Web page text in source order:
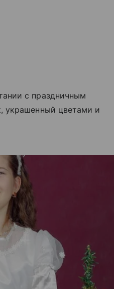
с праздничным
украшенный цветами и